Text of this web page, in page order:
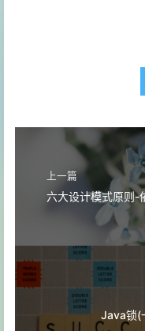
上一篇
六大设计模式原则-
Java锁(